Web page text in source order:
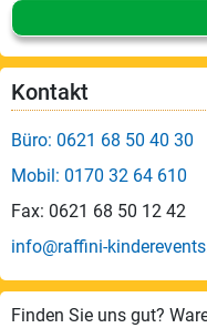
Kontakt
Büro: 0621 68 50 40 30
Mobil: 0170 32 64 610
Fax: 0621 68 50 12 42
info@raffini-
Finden Sie uns gut?